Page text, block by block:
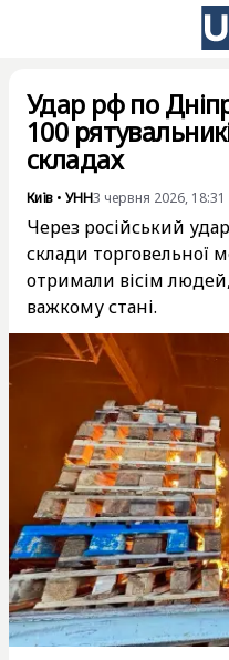
Удар рф по
100
складах
Київ • УНН3 червня 2026, 18:31
Через російський
склади торговельної
отримали вісім
важкому стані.